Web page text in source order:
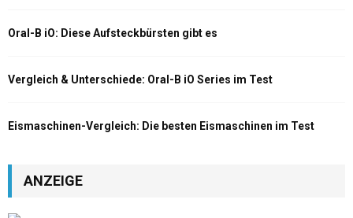
Oral-B iO: Diese Aufsteckbürsten gibt es
Vergleich & Unterschiede: Oral-B iO Series im Test
Eismaschinen-Vergleich: Die besten Eismaschinen im Test
ANZEIGE